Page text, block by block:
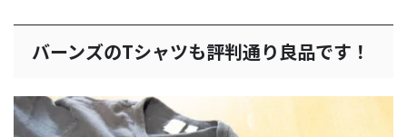
バーンズのTシャツも評判通り良品です！